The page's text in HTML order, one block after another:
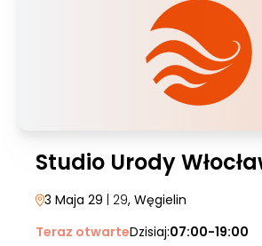
Studio Urody
3 Maja 29 | 29, Węgielin
Teraz otwarteDzisiaj:07:00-19:00